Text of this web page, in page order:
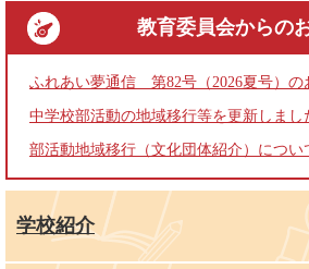
教育委員会からの
ふれあい夢通信 第82号（2026夏号）の
中学校部活動の地域移行等を更新しまし
部活動地域移行（文化団体紹介）につい
学校紹介